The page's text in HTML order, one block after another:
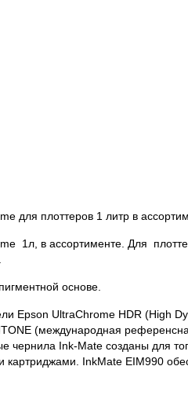
для плоттеров 1 литр в
1л, в ассортименте. Для
основе.
Epson UltraChrome HDR (High
(международная
чернила Ink-Mate созданы для
картриджами. InkMate EIM990